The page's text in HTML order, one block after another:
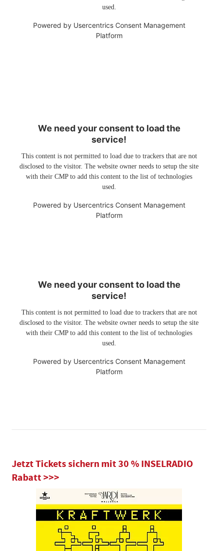
used.
Powered by Usercentrics Consent Management
Platform
We need your consent to load the
service!
This content is not permitted to load due to trackers that are not
disclosed to the visitor. The website owner needs to setup the site
with their CMP to add this content to the list of technologies
used.
Powered by Usercentrics Consent Management
Platform
We need your consent to load the
service!
This content is not permitted to load due to trackers that are not
disclosed to the visitor. The website owner needs to setup the site
with their CMP to add this content to the list of technologies
used.
Powered by Usercentrics Consent Management
Platform
Jetzt Tickets sichern mit 30 % INSELRADIO
Rabatt >>>